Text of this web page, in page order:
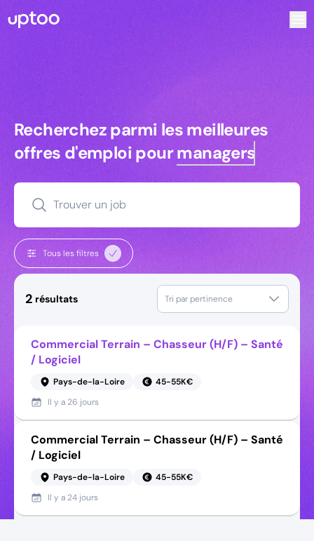
Recherchez parmi les meilleures
Recherchez parmi les meilleures
offres d'emploi pourmanagers
Trouver un job
Tous les filtres
2 résultats Tri par pertinence
Commercial Terrain – Chasseur (H/F) – Santé
/ Logiciel
Pays-de-la-Loire
45-55K€
Il y a 26 jours
Commercial Terrain – Chasseur (H/F) – Santé
/ Logiciel
Pays-de-la-Loire
45-55K€
Il y a 24 jours